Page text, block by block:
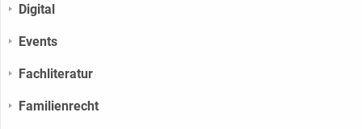
Digital
Events
Fachliteratur
Familienrecht